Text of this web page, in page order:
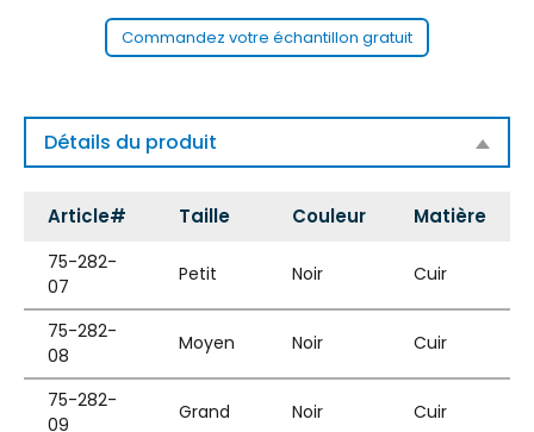
Commandez votre échantillon gratuit
Détails du produit
Article# Taille Couleur Matière
75-282-
07
Petit Noir Cuir
75-282-
08
Moyen Noir Cuir
75-282-
09
Grand Noir Cuir